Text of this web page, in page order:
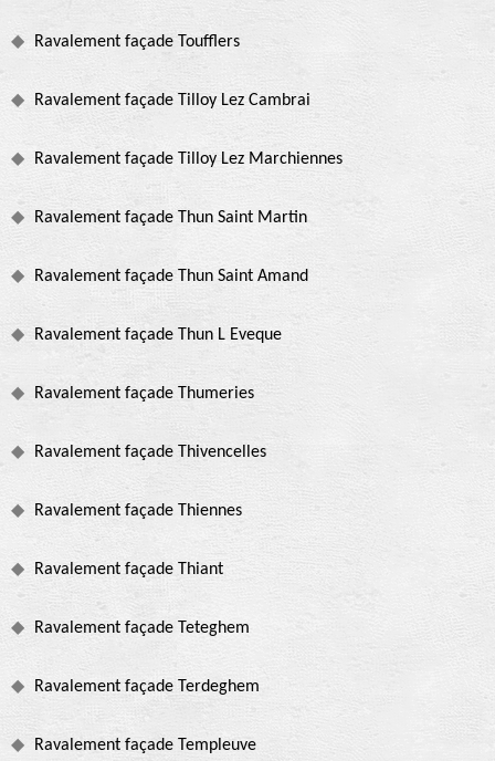
Ravalement façade Toufflers
Ravalement façade Tilloy Lez Cambrai
Ravalement façade Tilloy Lez Marchiennes
Ravalement façade Thun Saint Martin
Ravalement façade Thun Saint Amand
Ravalement façade Thun L Eveque
Ravalement façade Thumeries
Ravalement façade Thivencelles
Ravalement façade Thiennes
Ravalement façade Thiant
Ravalement façade Teteghem
Ravalement façade Terdeghem
Ravalement façade Templeuve